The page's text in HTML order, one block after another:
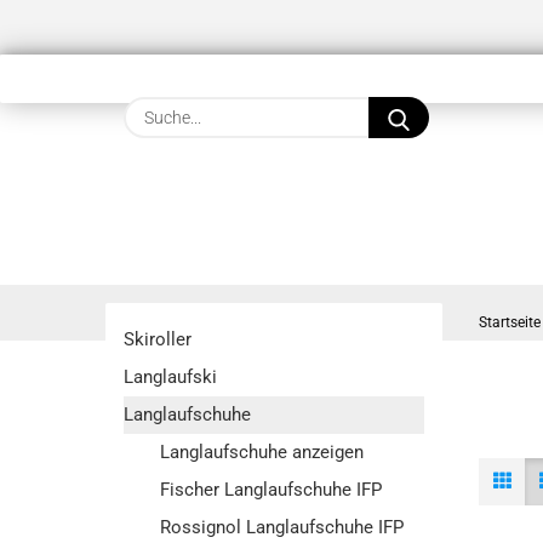
Suche...
Startseite
Skiroller
Langlaufski
Langlaufschuhe
Langlaufschuhe anzeigen
Fischer Langlaufschuhe IFP
Rossignol Langlaufschuhe IFP